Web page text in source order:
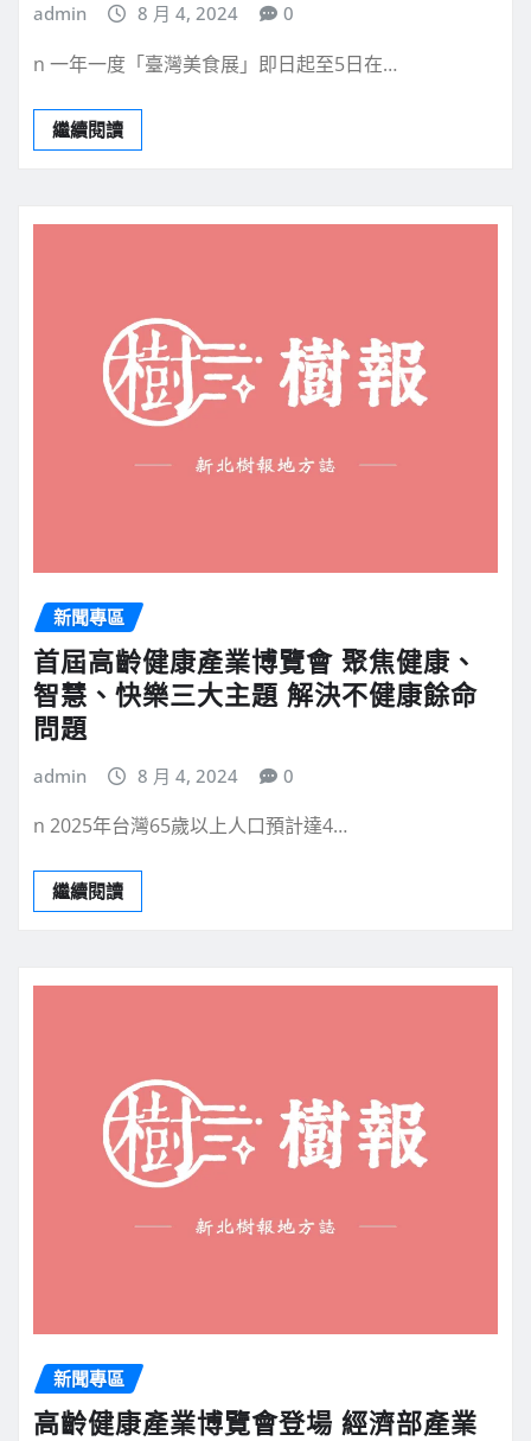
admin 8 月 4, 2024 0
n 一年一度「臺灣美食展」即日起至5日在…
繼續閱讀
新聞專區
首屆高齡健康產業博覽會 聚焦健康、
智慧、快樂三大主題 解決不健康餘命
問題
admin 8 月 4, 2024 0
n 2025年台灣65歲以上人口預計達4…
繼續閱讀
新聞專區
高齡健康產業博覽會登場 經濟部產業